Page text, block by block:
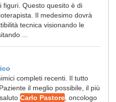
figuri. Questo quesito è di
Il medesimo dovrà
tecnica visionando le
...
completi recenti. Il tutto
il meglio possibile, il più
Carlo Pastore , oncologo